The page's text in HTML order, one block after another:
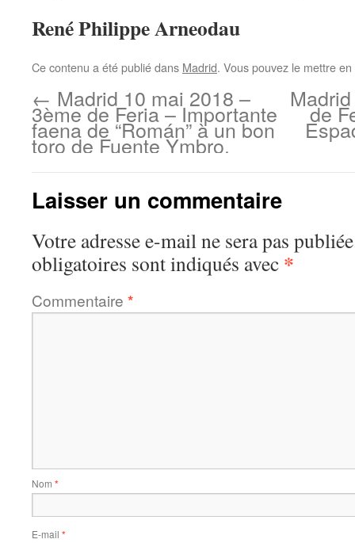
René Philippe Arneodau
Ce contenu a été publié dans Madrid. Vous pouvez le mettre
← Madrid 10 mai 2018 –
3ème de Feria – Importante
faena de “Román” à un bon
toro de Fuente Ymbro.
de
Laisser un commentaire
Votre adresse e-mail ne sera pas
obligatoires sont indiqués avec *
Commentaire *
Nom *
E-mail *